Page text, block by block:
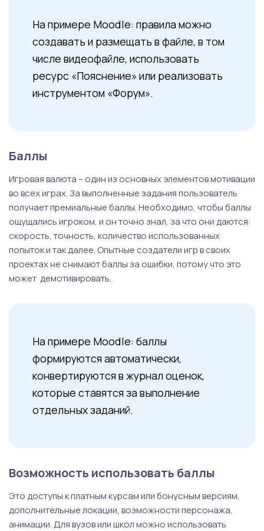
На примере Moodle: правила можно
создавать и размещать в файле, в том
числе видеофайле, использовать
ресурс «Пояснение» или реализовать
инструментом «Форум».
Баллы
Игровая валюта – один из основных элементов мотивации
во всех играх. За выполненные задания пользователь
получает премиальные баллы. Необходимо, чтобы баллы
ощущались игроком, и он точно знал, за что они даются:
скорость, точность, количество использованных
попыток и так далее. Опытные создатели игр в своих
проектах не снимают баллы за ошибки, потому что это
может демотивировать.
На примере Moodle: баллы
формируются автоматически,
конвертируются в журнал оценок,
которые ставятся за выполнение
отдельных заданий.
Возможность использовать баллы
Это доступы к платным курсам или бонусным версиям,
дополнительные локации, возможности персонажа,
анимации. Для вузов или школ можно использовать